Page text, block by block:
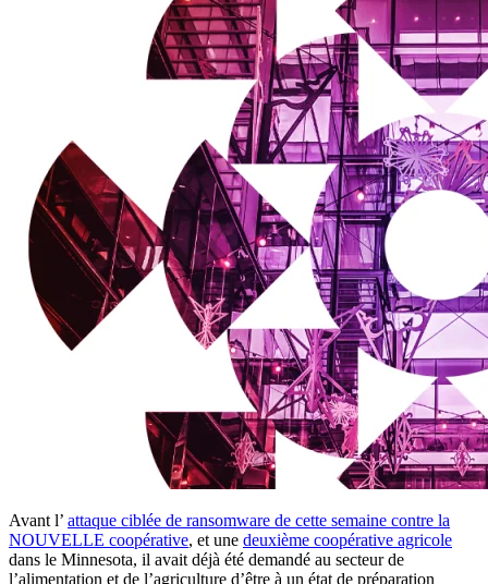
Avant l’ attaque ciblée de ransomware de cette semaine contre la
NOUVELLE coopérative, et une deuxième coopérative agricole
dans le Minnesota, il avait déjà été demandé au secteur de
l’alimentation et de l’agriculture d’être à un état de préparation